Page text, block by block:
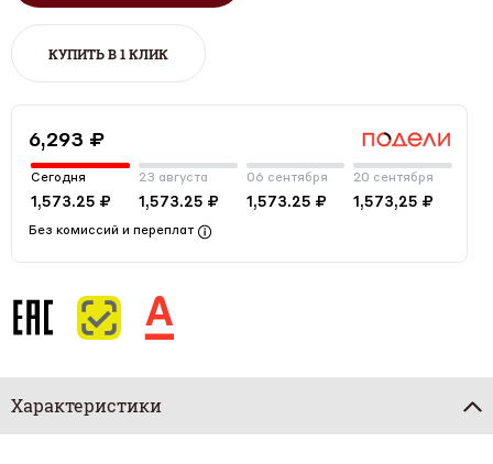
КУПИТЬ В 1 КЛИК
6,293 ₽
Сегодня
1,573.25 ₽
23 августа
1,573.25 ₽
06 сентября
1,573.25 ₽
20 сентября
1,573,25 ₽
Без комиссий и переплат
Характеристики